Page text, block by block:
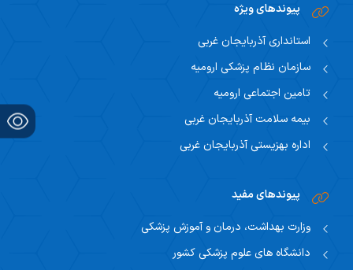
پیوندهای ویژه
استانداری آذربایجان غربی
سازمان نظام پزشکی ارومیه
تامین اجتماعی ارومیه
بیمه سلامت آذربایجان غربی
اداره بهزیستی آذربایجان غربی
پیوندهای مفید
وزارت بهداشت، درمان و آموزش پزشکی
دانشگاه های علوم پزشکی کشور